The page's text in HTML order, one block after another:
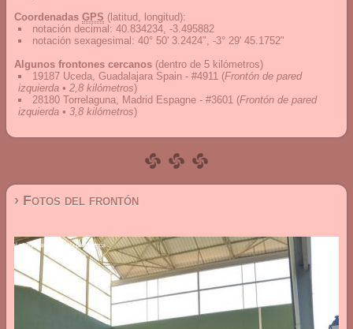
Coordenadas GPS (latitud, longitud):
notación decimal : 40.834234, -3.495882
notación sexagesimal : 40° 50' 3.2424", -3° 29' 45.1752"
Algunos frontones cercanos (dentro de 5 kilómetros)
19187 Uceda, Guadalajara Spain - #4911 (Frontón de pared
izquierda • 2,8 kilómetros)
28180 Torrelaguna, Madrid Espagne - #3601 (Frontón de pared
izquierda • 3,8 kilómetros)
› Fotos del frontón